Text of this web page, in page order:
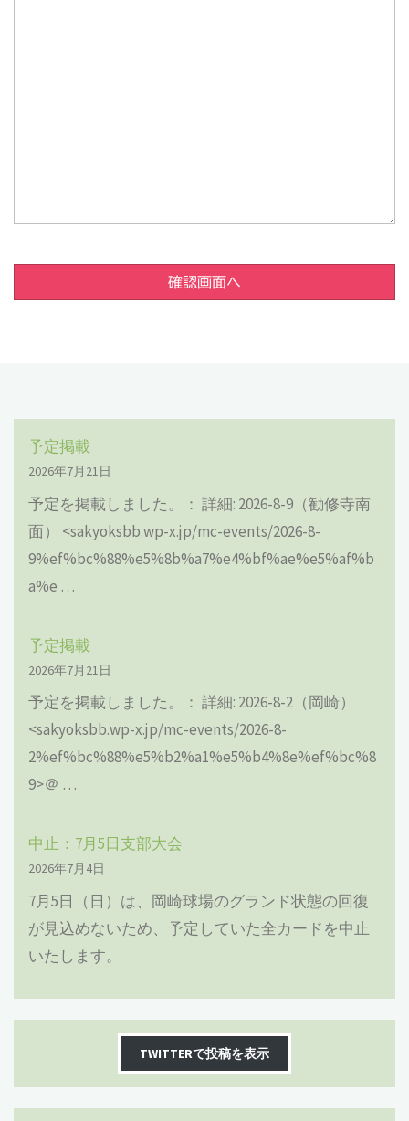
確認画面へ
予定掲載
2026年7月21日
予定を掲載しました。： 詳細: 2026-8-9（勧修寺南
面） <sakyoksbb.wp-x.jp/mc-events/2026-8-
9%ef%bc%88%e5%8b%a7%e4%bf%ae%e5%af%b
a%e …
予定掲載
2026年7月21日
予定を掲載しました。： 詳細: 2026-8-2（岡崎）
<sakyoksbb.wp-x.jp/mc-events/2026-8-
2%ef%bc%88%e5%b2%a1%e5%b4%8e%ef%bc%8
9>＠ …
中止：7月5日支部大会
2026年7月4日
7月5日（日）は、岡崎球場のグランド状態の回復
が見込めないため、予定していた全カードを中止
いたします。
TWITTERで投稿を表示